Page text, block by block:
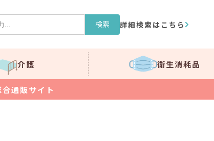
検索 詳細検索はこちら
介護 衛生消耗品
通販サイト